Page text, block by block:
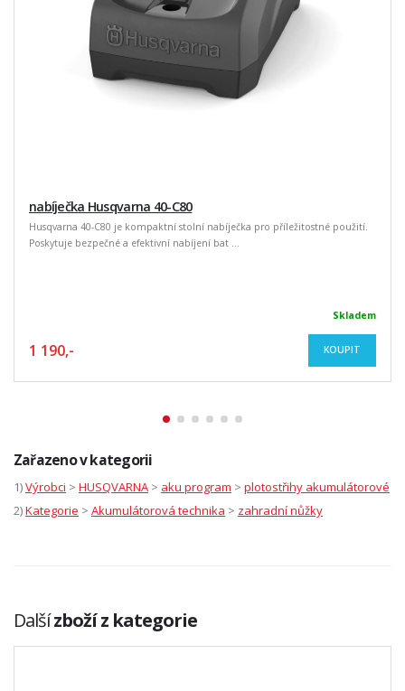
nabíječka Husqvarna 40-C80
Husqvarna 40-C80 je kompaktní stolní nabíječka pro příležitostné použití.
Poskytuje bezpečné a efektivní nabíjení bat ...
Skladem
1 190,- KOUPIT
Zařazeno v kategorii
1)Výrobci > HUSQVARNA > aku program > plotostřihy akumulátorové
2)Kategorie > Akumulátorová technika > zahradní nůžky
Dalšízboží z kategorie